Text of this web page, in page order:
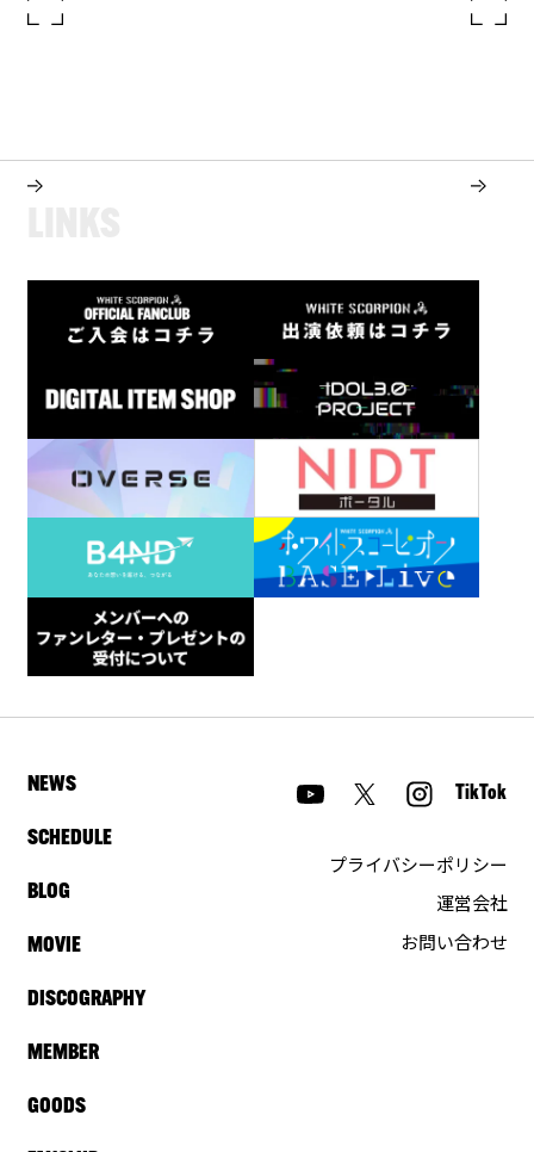
NEWS
SCHEDULE
BLOG
MOVIE
DISCOGRAPHY
MEMBER
GOODS
TikTok
プライバシーポリシー
運営会社
お問い合わせ